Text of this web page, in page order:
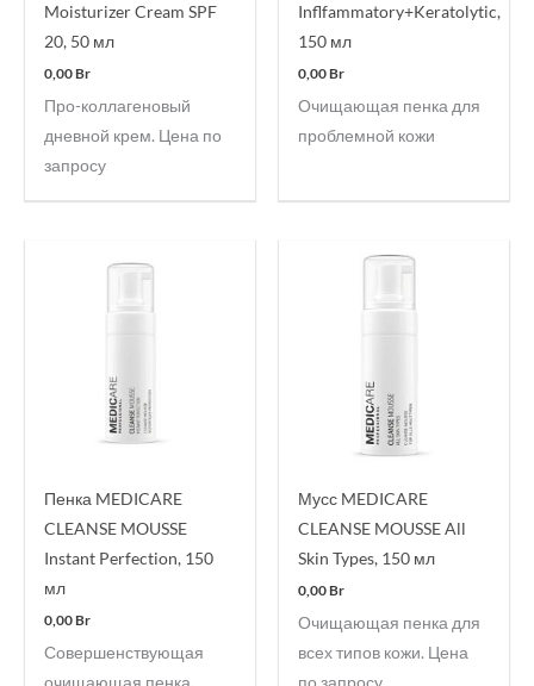
Moisturizer Cream SPF
20, 50 мл
0,00Br
Про-коллагеновый
дневной крем. Цена по
запросу
Inflfammatory+Keratolytic,
150 мл
0,00Br
Очищающая пенка для
проблемной кожи
Пенка MEDICARE
CLEANSE MOUSSE
Instant Perfection, 150
мл
0,00Br
Совершенствующая
очищающая пенка.
Мусс MEDICARE
CLEANSE MOUSSE All
Skin Types, 150 мл
0,00Br
Очищающая пенка для
всех типов кожи. Цена
по запросу